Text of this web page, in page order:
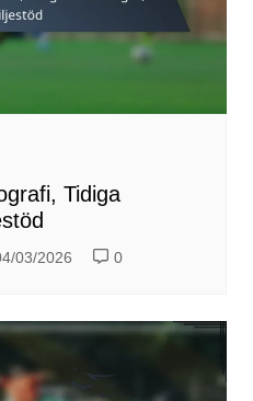
Tidiga
03/2026 0